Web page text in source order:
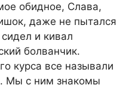
обидное, Слава,
даже не пытался
и кивал
болванчик.
курса все называли
Мы с ним знакомы